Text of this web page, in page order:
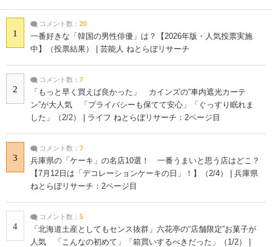
1
コメント数： 20
一番好きな「韓国の男性俳優」は？【2026年版・人気投票実施
中】（投票結果） | 芸能人 ねとらぼリサーチ
2
コメント数： 7
「もっと早く買えば良かった」 カインズの“車内遮光カーテ
ン”が大人気 「プライバシーも保てて安心」「ぐっすり眠れま
した」（2/2） | ライフ ねとらぼリサーチ：2ページ目
3
コメント数： 7
兵庫県の「ケーキ」の名店10選！ 一番うまいと思う店はどこ？
【7月12日は「デコレーションケーキの日」！】（2/4） | 兵庫県
ねとらぼリサーチ：2ページ目
4
コメント数： 5
「北海道土産としてもセンス抜群」六花亭の“店舗限定”お菓子が
人気 「こんなの初めて」「箱買いするべきだった」（1/2） |